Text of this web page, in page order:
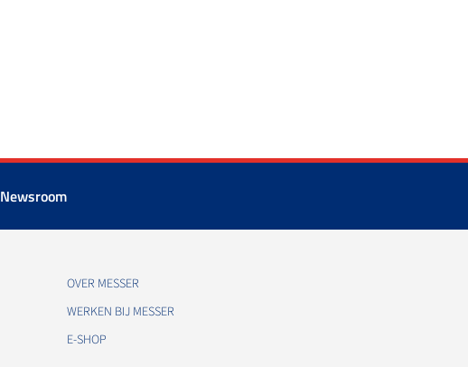
Newsroom
OVER MESSER
WERKEN BIJ MESSER
E-SHOP